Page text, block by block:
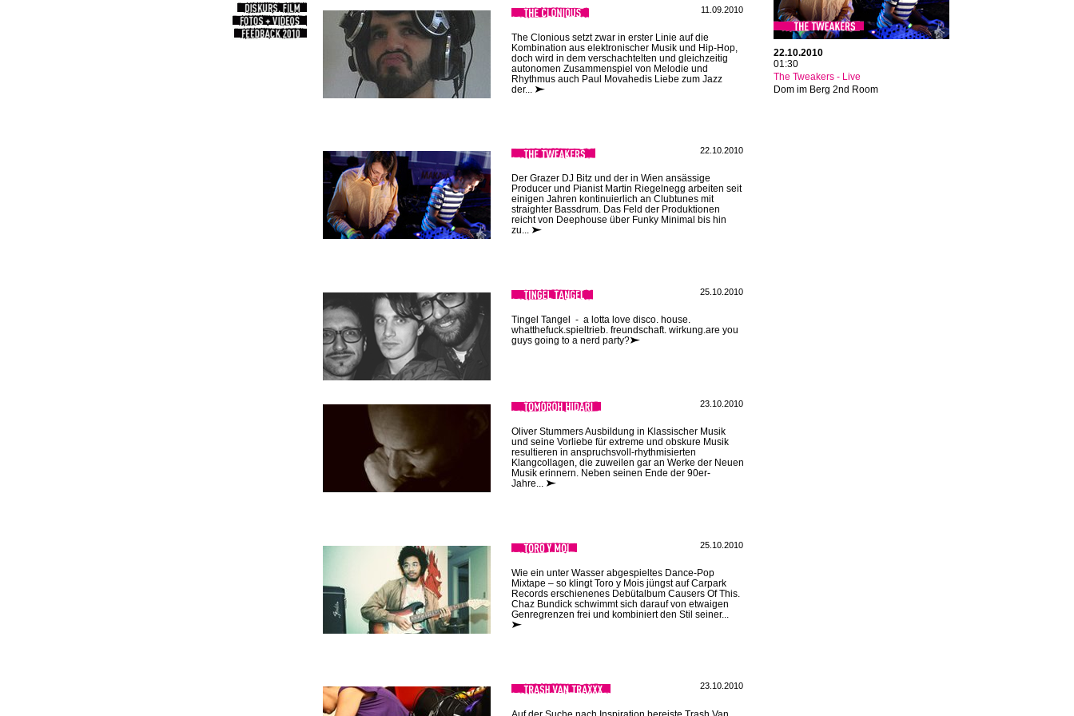
11.09.2010
The Clonious setzt zwar in erster Linie auf die
Kombination aus elektronischer Musik und Hip-Hop,
doch wird in dem verschachtelten und gleichzeitig
autonomen Zusammenspiel von Melodie und
Rhythmus auch Paul Movahedis Liebe zum Jazz
der...
22.10.2010
Der Grazer DJ Bitz und der in Wien ansässige
Producer und Pianist Martin Riegelnegg arbeiten seit
einigen Jahren kontinuierlich an Clubtunes mit
straighter Bassdrum. Das Feld der Produktionen
reicht von Deephouse über Funky Minimal bis hin
zu...
25.10.2010
Tingel Tangel - a lotta love disco. house.
whatthefuck.spieltrieb. freundschaft. wirkung.are you
guys going to a nerd party?
23.10.2010
Oliver Stummers Ausbildung in Klassischer Musik
und seine Vorliebe für extreme und obskure Musik
resultieren in anspruchsvoll-rhythmisierten
Klangcollagen, die zuweilen gar an Werke der Neuen
Musik erinnern. Neben seinen Ende der 90er-
Jahre...
25.10.2010
Wie ein unter Wasser abgespieltes Dance-Pop
Mixtape – so klingt Toro y Mois jüngst auf Carpark
Records erschienenes Debütalbum Causers Of This.
Chaz Bundick schwimmt sich darauf von etwaigen
Genregrenzen frei und kombiniert den Stil seiner...
23.10.2010
22.10.2010
01:30
The Tweakers - Live
Dom im Berg 2nd Room